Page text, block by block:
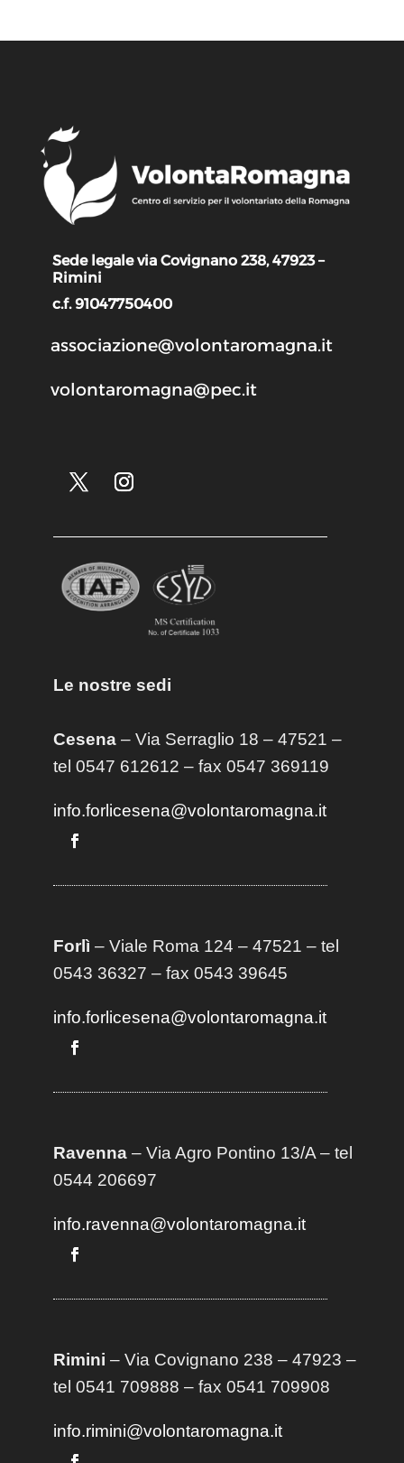
Sede legale via Covignano 238, 47923 –
Rimini
c.f. 91047750400
associazione@volontaromagna.it
volontaromagna@pec.it
Le nostre sedi
Cesena– Via Serraglio 18 – 47521 –
tel 0547 612612 – fax 0547 369119
info.forlicesena@volontaromagna.it
Forlì – Viale Roma 124 – 47521 – tel
0543 36327 – fax 0543 39645
info.forlicesena@volontaromagna.it
Ravenna– Via Agro Pontino 13/A– tel
0544 206697
info.ravenna@volontaromagna.it
Rimini – Via Covignano 238 – 47923 –
tel 0541 709888 – fax 0541 709908
info.rimini@volontaromagna.it